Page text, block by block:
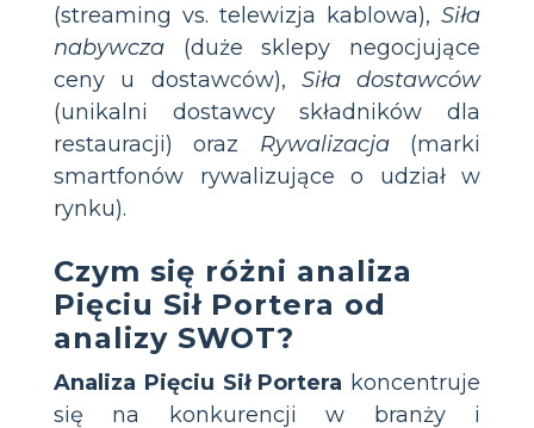
(streaming vs. telewizja kablowa), Siła
nabywcza (duże sklepy negocjujące
ceny u dostawców), Siła dostawców
(unikalni dostawcy składników dla
restauracji) oraz Rywalizacja(marki
smartfonów rywalizujące o udział w
rynku).
Czym się różni analiza
Pięciu Sił Portera od
analizy SWOT?
Analiza Pięciu Sił Portera koncentruje
się na konkurencji w branży i